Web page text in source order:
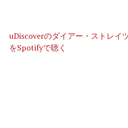
uDiscoverのダイアー・ストレイ
をSpotifyで聴く